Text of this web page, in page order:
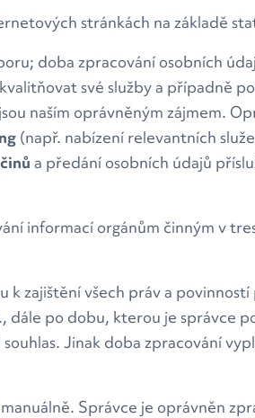
stránkách na základě
doba zpracování osobních
své služby a případně
naším oprávněným zájmem.
(např. nabízení relevantních
a předání osobních údajů
informací orgánům činným v
zajištění všech práv a
po dobu, kterou je správce
Jinak doba zpracování
Správce je oprávněn